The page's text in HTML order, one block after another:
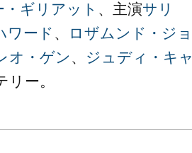
・ギリアット 、主演サリ
ワード 、
ロザムンド・ジョ
オ・ゲン 、 ジュディ・キャ
ー。